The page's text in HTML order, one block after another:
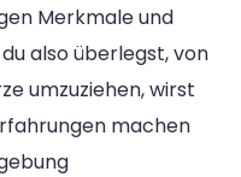
Merkmale und
also überlegst, von
umzuziehen, wirst
machen